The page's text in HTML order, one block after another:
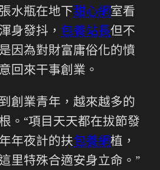
水瓶在地下甜心網室看
身發抖， 包養站長但不
因為對財富庸俗化的憤
回來干事創業。
創業青年，越來越多的
。“項目天天都在拔節發
年夜計的扶包養網植，
里特殊合適安身立命。”